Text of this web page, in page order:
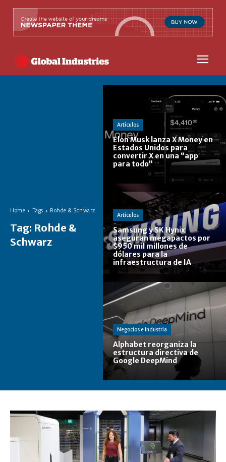
Home Tags Rohde & Schwarz
Tag: Rohde &
Schwarz
Artículos
Elon Musk lanza X Money en
Estados Unidos para
convertir X en una “app
para todo”
Artículos
Samsung y SK Hynix
aseguran megapactos por
$950 mil millones de
dólares para la
infraestructura de IA
Negocios e Industria
Alphabet reorganiza la
estructura directiva de
Google DeepMind